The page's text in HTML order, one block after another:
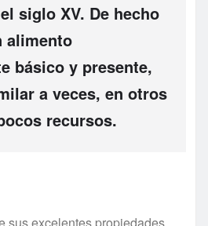
siglo XV. De hecho
alimento
básico y presente,
a veces, en otros
recursos.